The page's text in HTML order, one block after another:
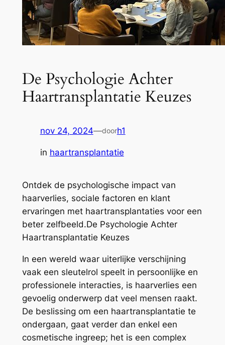
De Psychologie Achter
Haartransplantatie Keuzes
nov 24, 2024—doorh1
in haartransplantatie
Ontdek de psychologische impact van
haarverlies, sociale factoren en klant
ervaringen met haartransplantaties voor een
beter zelfbeeld.De Psychologie Achter
Haartransplantatie Keuzes
In een wereld waar uiterlijke verschijning
vaak een sleutelrol speelt in persoonlijke en
professionele interacties, is haarverlies een
gevoelig onderwerp dat veel mensen raakt.
De beslissing om een haartransplantatie te
ondergaan, gaat verder dan enkel een
cosmetische ingreep; het is een complex